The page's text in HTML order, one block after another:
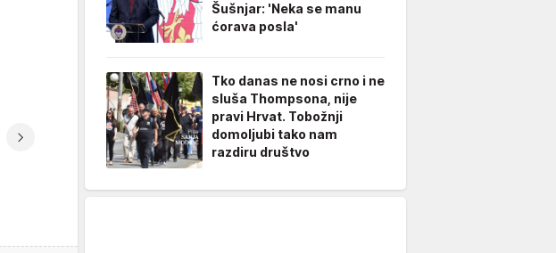
Šušnjar: 'Neka se manu
ćorava posla'
Tko danas ne nosi crno i ne
sluša Thompsona, nije
pravi Hrvat. Tobožnji
domoljubi tako nam
razdiru društvo